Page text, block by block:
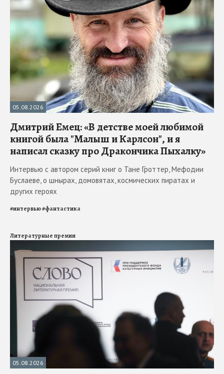
05.08.2026
Дмитрий Емец: «В детстве моей любимой
книгой была "Малыш и Карлсон", и я
написал сказку про Дракончика Пыхалку»
Интервью с автором серий книг о Тане Гроттер, Мефодии
Буслаеве, о шнырах, домовятах, космических пиратах и
других героях
#интервью#фантастика
Литературные премии
05.08.2026